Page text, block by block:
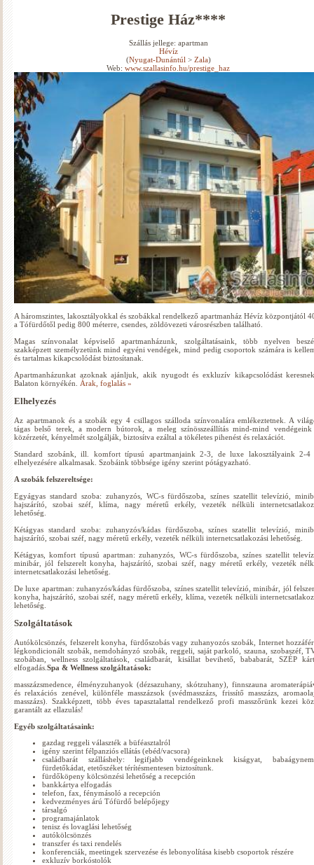
Prestige Ház****
Szállás jellege: apartman
Hévíz
(Nyugat-Dunántúl> Zala)
Web: www.szallasinfo.hu/prestige_haz
A háromszintes, lakosztályokkal és szobákkal rendelkező apartmanház Hévíz központjától
a Tófürdőtől pedig 800 méterre, csendes, zöldövezeti városrészben található.
Magas színvonalat képviselő apartmanházunk, szolgáltatásaink, több nyelven
szakképzett személyzetünk mind egyéni vendégek, mind pedig csoportok számára is
és tartalmas kikapcsolódást biztosítanak.
Apartmanházunkat azoknak ajánljuk, akik nyugodt és exkluzív kikapcsolódást
Balaton környékén. Árak, foglalás »
Elhelyezés
Az apartmanok és a szobák egy 4 csillagos szálloda színvonalára emlékeztetnek. A
tágas belső terek, a modern bútorok, a meleg színösszeállítás mind-mind
közérzetét, kényelmét szolgálják, biztosítva ezáltal a tökéletes pihenést és relaxációt.
Standard szobánk, ill. komfort típusú apartmanjaink 2-3, de luxe lakosztályaink 2-
elhelyezésére alkalmasak. Szobáink többsége igény szerint pótágyazható.
A szobák felszereltsége:
Egyágyas standard szoba: zuhanyzós, WC-s fürdőszoba, színes szatellit televízió,
hajszárító, szobai széf, klíma, nagy méretű erkély, vezeték nélküli
lehetőség.
Kétágyas standard szoba: zuhanyzós/kádas fürdőszoba, színes szatellit televízió,
hajszárító, szobai széf, nagy méretű erkély, vezeték nélküli internetcsatlakozási lehetőség.
Kétágyas, komfort típusú apartman: zuhanyzós, WC-s fürdőszoba, színes szatellit
minibár, jól felszerelt konyha, hajszárító, szobai széf, nagy méretű erkély, vezeték
internetcsatlakozási lehetőség.
De luxe apartman: zuhanyzós/kádas fürdőszoba, színes szatellit televízió, minibár, jól
konyha, hajszárító, szobai széf, nagy méretű erkély, klíma, vezeték nélküli
lehetőség.
Szolgáltatások
Autókölcsönzés, felszerelt konyha, fürdőszobás vagy zuhanyozós szobák, Internet
légkondicionált szobák, nemdohányzó szobák, reggeli, saját parkoló, szauna, szobaszéf,
szobában, wellness szolgáltatások, családbarát, kisállat bevihető, bababarát, SZÉP
elfogadás. Spa & Wellness szolgáltatások:
masszázsmedence, élményzuhanyok (dézsazuhany, skótzuhany), finnszauna
és relaxációs zenével, különféle masszázsok (svédmasszázs, frissítő masszázs,
masszázs). Szakképzett, több éves tapasztalattal rendelkező profi masszőrünk kezei
garantált az ellazulás!
Egyéb szolgáltatásaink:
gazdag reggeli választék a büféasztalról
igény szerint félpanziós ellátás (ebéd/vacsora)
családbarát szálláshely: legifjabb vendégeinknek kiságyat,
fürdetőkádat, etetőszéket térítésmentesen biztosítunk.
fürdőköpeny kölcsönzési lehetőség a recepción
bankkártya elfogadás
telefon, fax, fénymásoló a recepción
kedvezményes árú Tófürdő belépőjegy
társalgó
programajánlatok
tenisz és lovaglási lehetőség
autókölcsönzés
transzfer és taxi rendelés
konferenciák, meetingek szervezése és lebonyolítása kisebb csoportok részére
exkluzív borkóstolók